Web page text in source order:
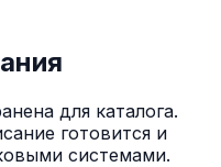
для каталога.
готовится и
системами.